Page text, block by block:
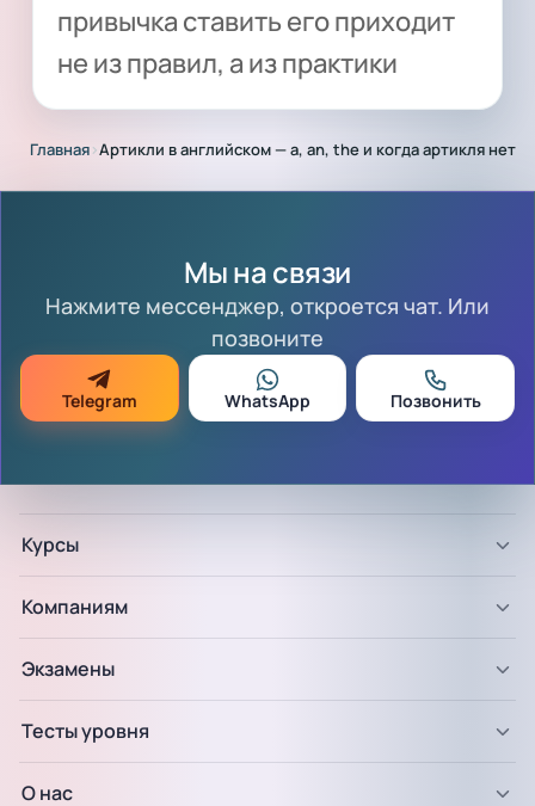
привычка ставить его приходит
не из правил, а из практики
Главная›Артикли в английском — a, an, the и когда артикля нет
Мы на связи
Нажмите мессенджер, откроется чат. Или
позвоните
Telegram WhatsApp Позвонить
Курсы
Компаниям
Экзамены
Тесты уровня
О нас